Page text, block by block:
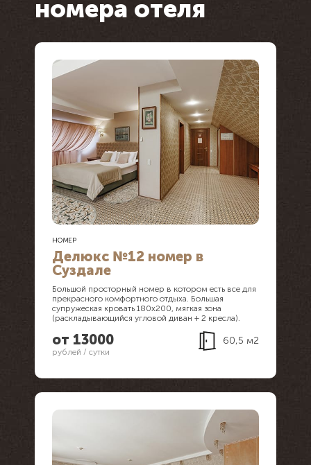
номера отеля
НОМЕР
Делюкс №12 номер в
Суздале
Большой просторный номер в котором есть все для
прекрасного комфортного отдыха. Большая
супружеская кровать 180х200, мягкая зона
(раскладывающийся угловой диван + 2 кресла).
от 13000
рублей / сутки
60,5 м2